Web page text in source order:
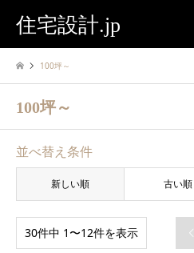
住宅設計.jp
100坪～
100坪～
並べ替え条件
新しい順 古い順
30件中 1〜12件を表示 